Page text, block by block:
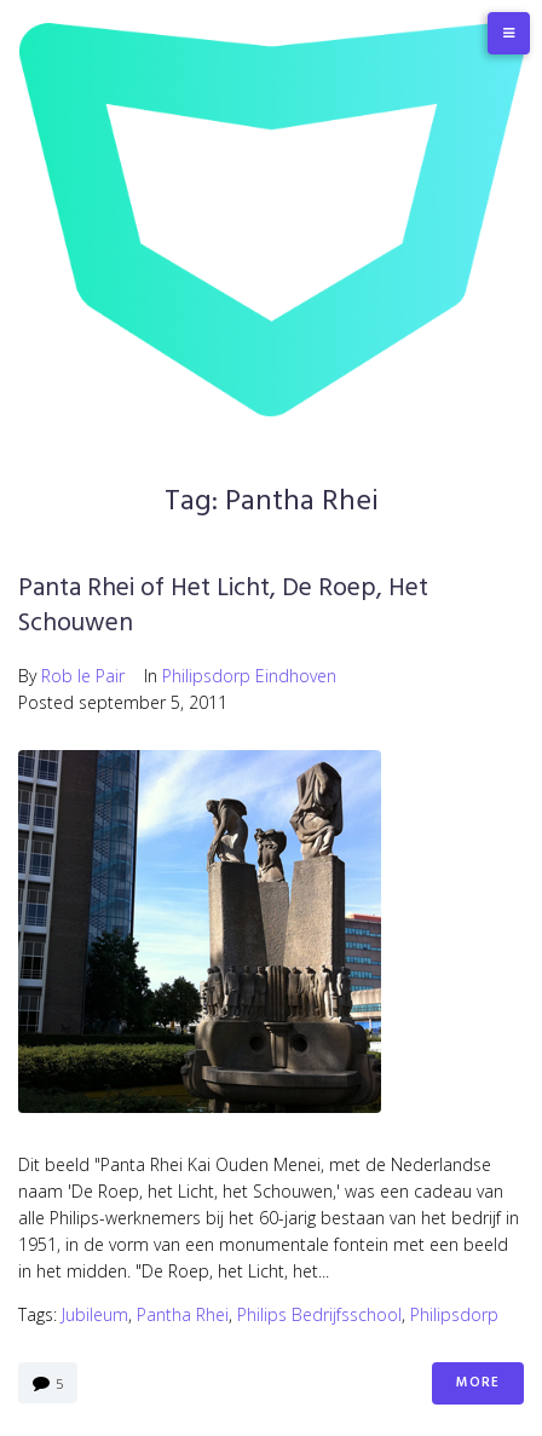
content
Tag: Pantha Rhei
Panta Rhei of Het Licht, De Roep, Het
Schouwen
By Rob le Pair In Philipsdorp Eindhoven
Posted september 5, 2011
Dit beeld "Panta Rhei Kai Ouden Menei, met de Nederlandse
naam 'De Roep, het Licht, het Schouwen,' was een cadeau van
alle Philips-werknemers bij het 60-jarig bestaan van het bedrijf in
1951, in de vorm van een monumentale fontein met een beeld
in het midden. "De Roep, het Licht, het...
Tags: Jubileum, Pantha Rhei, Philips Bedrijfsschool, Philipsdorp
5 MORE